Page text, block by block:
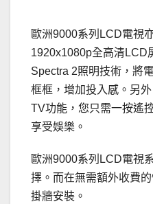
歐洲9000系列LCD電視
1920x1080p全高清LCD
Spectra 2照明技術，將
框框，增加投入感。另
TV功能，您只需一按遙
享受娛樂。
歐洲9000系列LCD電視
擇。而在無需額外收費
掛牆安裝。